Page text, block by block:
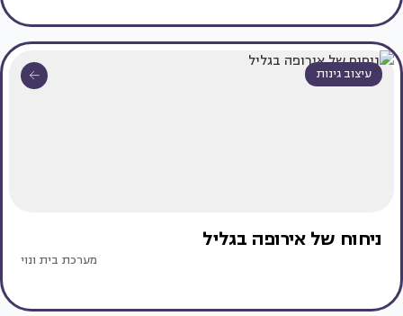
עיצוב גינות
ניחוח של אירופה בגליל
מערכת בית ונוי